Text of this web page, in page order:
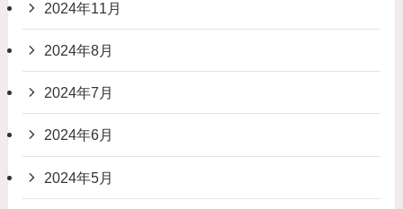
2024年11月
2024年8月
2024年7月
2024年6月
2024年5月